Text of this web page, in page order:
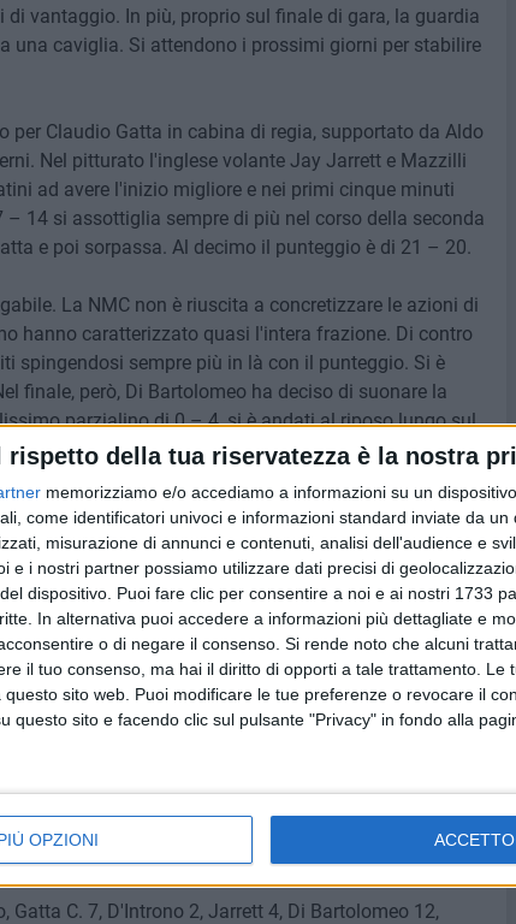
rispetto della tua riservatezza è la nostra
memorizziamo e/o accediamo a informazioni su un
come identificatori univoci e informazioni standard inviate da un
misurazione di annunci e contenuti, analisi dell'audience e
e i nostri partner possiamo utilizzare dati precisi di
dispositivo. Puoi fare clic per consentire a noi e ai nostri 1733
In alternativa puoi accedere a informazioni più dettagliate e
o di negare il consenso. Si rende noto che alcuni
il tuo consenso, ma hai il diritto di opporti a tale trattamento. Le
sito web. Puoi modificare le tue preferenze o revocare il
questo sito e facendo clic sul pulsante "Privacy" in fondo alla
OPZIONI ACCETTO
vantaggio. In più, proprio sul finale di gara, la guardia
una caviglia. Si attendono i prossimi giorni per stabilire
per Claudio Gatta in cabina di regia, supportato da Aldo
Nel pitturato l'inglese volante Jay Jarrett e Mazzilli
ad avere l'inizio migliore e nei primi cinque minuti
14 si assottiglia sempre di più nel corso della seconda
e poi sorpassa. Al decimo il punteggio è di 21 – 20.
La NMC non è riuscita a concretizzare le azioni di
hanno caratterizzato quasi l'intera frazione. Di contro
spingendosi sempre più in là con il punteggio. Si è
finale, però, Di Bartolomeo ha deciso di suonare la
parzialino di 0 – 4, si è andati al riposo lungo sul
un'altra squadra. Nelle primissime battute i Gatta
tutta la compagine. Lo svantaggio viene dimezzato
di casa rimettono di nuovo sette lunghezze di
quarto partendo da 56 – 49.
squadre sono apparse nervose e un po' contratte. Ciò
con la NMC che è arrivata a toccare il -3. A questo
sbagliava di meno. Rutigliano ha saputo sfruttare i giri
quaranta minuti, il segnapunti diceva 66 – 58.
Gatta C. 7, D'Introno 2, Jarrett 4, Di Bartolomeo 12,